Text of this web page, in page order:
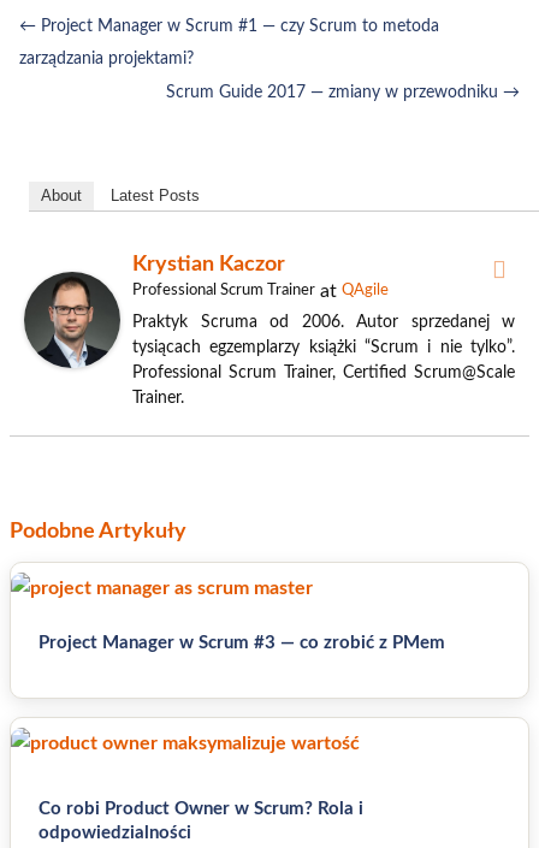
← Project Manager w Scrum #1 — czy Scrum to metoda
zarządzania projektami?
Scrum Guide 2017 — zmiany w przewodniku →
About Latest Posts
Krystian Kaczor
Professional Scrum Trainer at QAgile
Praktyk Scruma od 2006. Autor sprzedanej w
tysiącach egzemplarzy książki “Scrum i nie tylko”.
Professional Scrum Trainer, Certified Scrum@Scale
Trainer.
Podobne Artykuły
Project Manager w Scrum #3 — co zrobić z PMem
Co robi Product Owner w Scrum? Rola i
odpowiedzialności